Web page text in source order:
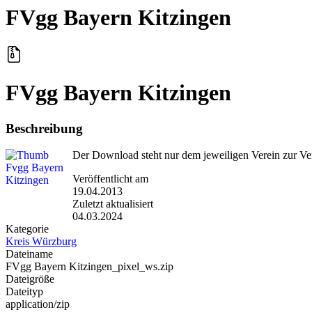
FVgg Bayern Kitzingen
FVgg Bayern Kitzingen
Beschreibung
Der Download steht nur dem jeweiligen Verein zur
Veröffentlicht am
19.04.2013
Zuletzt aktualisiert
04.03.2024
Kategorie
Kreis Würzburg
Dateiname
FVgg Bayern Kitzingen_pixel_ws.zip
Dateigröße
Dateityp
application/zip